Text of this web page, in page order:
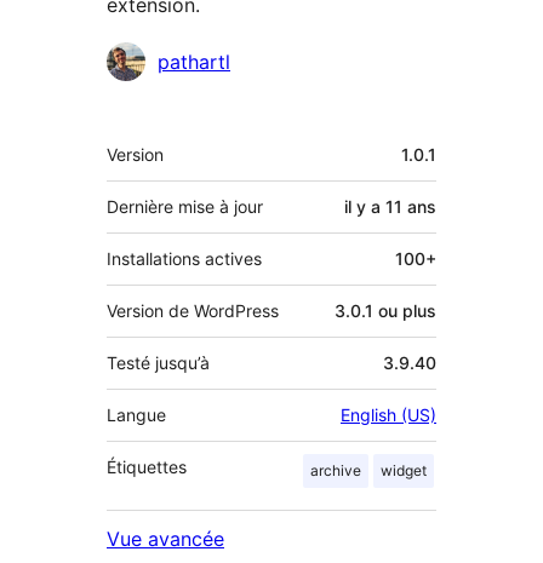
extension.
Contributeurs
pathartl
Méta
Version 1.0.1
Dernière mise à jour il y a 11 ans
Installations actives 100+
Version de WordPress 3.0.1 ou plus
Testé jusqu’à 3.9.40
Langue English (US)
Étiquettes archive widget
Vue avancée